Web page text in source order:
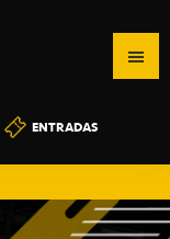
ENTRADAS